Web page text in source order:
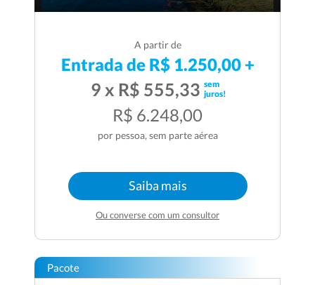
A partir de
Entrada de R$ 1.250,00 +
9 x R$ 555,33 sem
juros!
R$ 6.248,00
por pessoa, sem parte aérea
Saiba mais
Ou converse com um consultor
Pacote